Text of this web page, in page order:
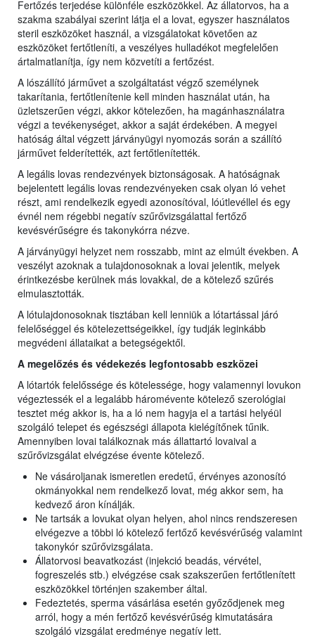
Fertőzés terjedése különféle eszközökkel. Az állatorvos, ha a
szakma szabályai szerint látja el a lovat, egyszer használatos
steril eszközöket használ, a vizsgálatokat követően az
eszközöket fertőtleníti, a veszélyes hulladékot megfelelően
ártalmatlanítja, így nem közvetíti a fertőzést.
A lószállító járművet a szolgáltatást végző személynek
takarítania, fertőtlenítenie kell minden használat után, ha
üzletszerűen végzi, akkor kötelezően, ha magánhasználatra
végzi a tevékenységet, akkor a saját érdekében. A megyei
hatóság által végzett járványügyi nyomozás során a szállító
járművet felderítették, azt fertőtlenítették.
A legális lovas rendezvények biztonságosak. A hatóságnak
bejelentett legális lovas rendezvényeken csak olyan ló vehet
részt, ami rendelkezik egyedi azonosítóval, lóútlevéllel és egy
évnél nem régebbi negatív szűrővizsgálattal fertőző
kevésvérűségre és takonykórra nézve.
A járványügyi helyzet nem rosszabb, mint az elmúlt években. A
veszélyt azoknak a tulajdonosoknak a lovai jelentik, melyek
érintkezésbe kerülnek más lovakkal, de a kötelező szűrés
elmulasztották.
A lótulajdonosoknak tisztában kell lenniük a lótartással járó
felelőséggel és kötelezettségeikkel, így tudják leginkább
megvédeni állataikat a betegségektől.
A megelőzés és védekezés legfontosabb eszközei
A lótartók felelőssége és kötelessége, hogy valamennyi lovukon
végeztessék el a legalább háromévente kötelező szerológiai
tesztet még akkor is, ha a ló nem hagyja el a tartási helyéül
szolgáló telepet és egészségi állapota kielégítőnek tűnik.
Amennyiben lovai találkoznak más állattartó lovaival a
szűrővizsgálat elvégzése évente kötelező.
Ne vásároljanak ismeretlen eredetű, érvényes azonosító
okmányokkal nem rendelkező lovat, még akkor sem, ha
kedvező áron kínálják.
Ne tartsák a lovukat olyan helyen, ahol nincs rendszeresen
elvégezve a többi ló kötelező fertőző kevésvérűség valamint
takonykór szűrővizsgálata.
Állatorvosi beavatkozást (injekció beadás, vérvétel,
fogreszelés stb.) elvégzése csak szakszerűen fertőtlenített
eszközökkel történjen szakember által.
Fedeztetés, sperma vásárlása esetén győződjenek meg
arról, hogy a mén fertőző kevésvérűség kimutatására
szolgáló vizsgálat eredménye negatív lett.